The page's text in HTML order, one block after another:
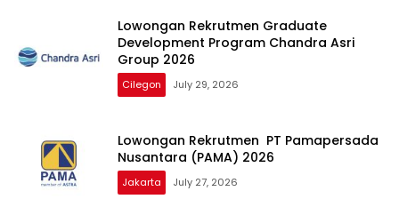
Lowongan Rekrutmen Graduate
Development Program Chandra Asri
Group 2026
Cilegon July 29, 2026
Lowongan Rekrutmen PT Pamapersada
Nusantara (PAMA) 2026
Jakarta July 27, 2026